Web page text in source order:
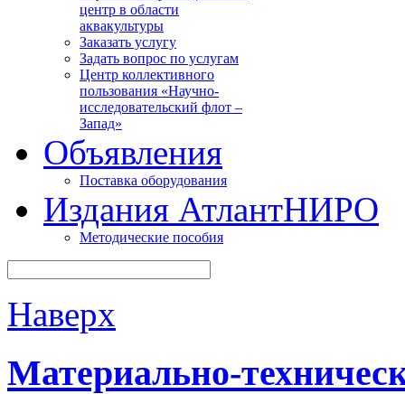
центр в области
аквакультуры
Заказать услугу
Задать вопрос по услугам
Центр коллективного
пользования «Научно-
исследовательский флот –
Запад»
Объявления
Поставка оборудования
Издания АтлантНИРО
Методические пособия
Наверх
Материально-